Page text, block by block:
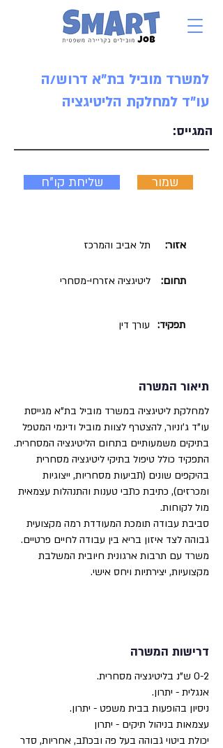
למשרד מוביל בת"א דרוש/ה
עו"ד למחלקת הליטיגציה
המגייס:
שליחת קו"ח שמור
תל אביב והמרכז אזור:
ליטיגציה אזרחי-מסחרי תחום:
עורך דין תפקיד:
תיאור המשרה
למחלקת ליטיגציה במשרד מוביל בת"א מגייסת
עו"ד ג’וניור, להצטרף לצוות מוביל ודינמי המטפל
בתיקים משמעותיים בתחום הליטיגציה המסחרית.
התפקיד כולל טיפול בתיקי ליטיגציה מסחרית
בהיקפים שונים (תביעות מסחריות, ייצוגיות
ומכרזים), כתיבת כתבי טענות והתנהלות עצמאית
מול לקוחות.
סביבת עבודה תומכת המעודדת רמה מקצועית
גבוהה לצד איזון בריא בין עבודה לחיים פרטיים.
משרד עם תרבות ארגונית חיובית המשלבת
מקצועיות, יצירתיות ויחס אישי.
דרישות המשרה
0-2 ש"נ בליטיגציה מסחרית.
אנגלית - יתרון.
ניסיון בהופעות בבית משפט - יתרון.
עצמאות בניהול תיקים - יתרון
יכולת ביטוי גבוהה בעל פה ובכתב, אחריות, סדר